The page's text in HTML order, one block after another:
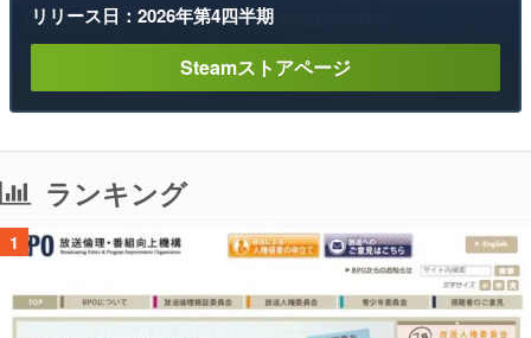
リリース日：2026年第4四半期
Steamストアページ
ランキング
1